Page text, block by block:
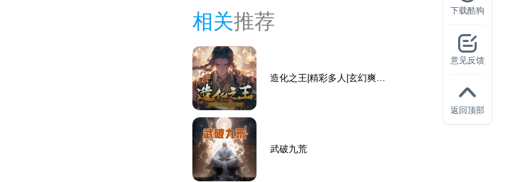
相关推荐
造化之王|精彩多人|玄幻爽文|
武破九荒
下载酷狗
意见反馈
返回顶部